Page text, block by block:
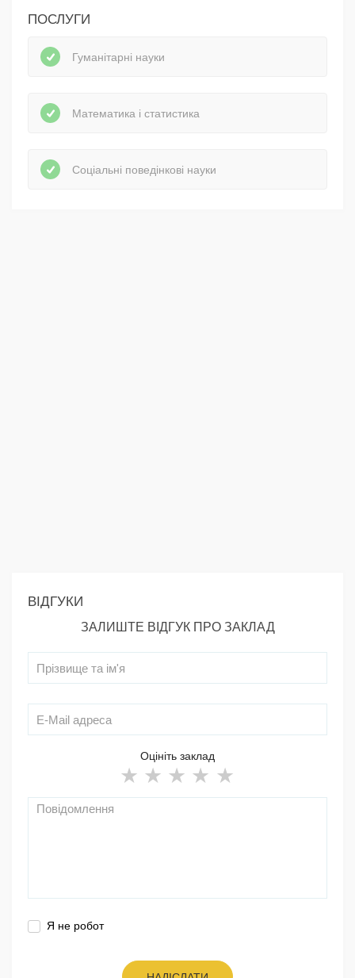
ПОСЛУГИ
Гуманітарні науки
Математика і статистика
Соціальні поведінкові науки
ВІДГУКИ
ЗАЛИШТЕ ВІДГУК ПРО ЗАКЛАД
Оцініть заклад
Я не робот